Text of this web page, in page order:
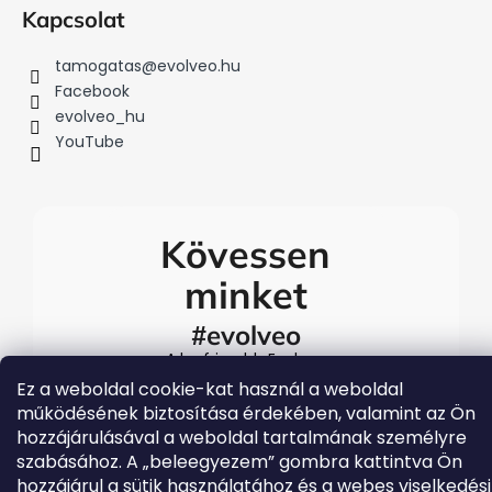
Ez a weboldal cookie-kat használ a weboldal
működésének biztosítása érdekében, valamint az Ön
hozzájárulásával a weboldal tartalmának személyre
szabásához. A „beleegyezem” gombra kattintva Ön
hozzájárul a sütik használatához és a webes viselkedési
Kapcsolat
tamogatas@evolveo.hu
Facebook
evolveo_hu
YouTube
Kövessen
minket
#evolveo
A legfrissebb Evolveo
eseményekért látogasson el
közösségi média
csatornáinkra